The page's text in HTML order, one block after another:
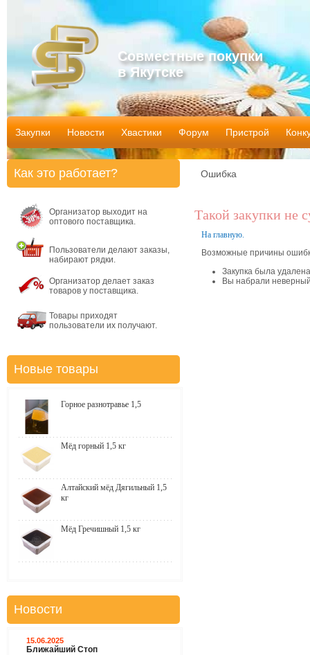
Совместные покупки
в Якутске
Закупки Новости Хвастики Форум Пристрой
Ошибка
Такой закупки не
На главную.
Возможные причины
Закупка была удалена
Вы набрали
Как это работает?
Организатор выходит на
оптового поставщика.
Пользователи делают заказы,
набирают рядки.
Организатор делает заказ
товаров у поставщика.
Товары приходят
пользователи их получают.
Новые товары
Горное разнотравье 1,5
Мёд горный 1,5 кг
Алтайский мёд Дягильный 1,5
кг
Мёд Гречишный 1,5 кг
Новости
15.06.2025
Ближайший Стоп